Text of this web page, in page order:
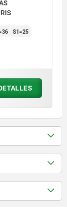
S1=25